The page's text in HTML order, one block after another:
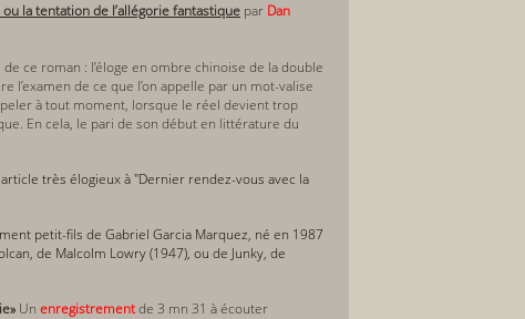
la tentation de l’allégorie fantastique par Dan
ce roman : l’éloge en ombre chinoise de la double
de ce que l’on appelle par un mot-valise
à tout moment, lorsque le réel devient trop
En cela, le pari de son début en littérature du
très élogieux à "Dernier rendez-vous avec la
petit-fils de Gabriel Garcia Marquez, né en 1987
de Malcolm Lowry (1947), ou de Junky, de
Un enregistrementde 3 mn 31 à écouter